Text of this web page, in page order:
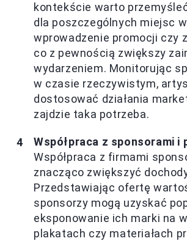
kontekście warto
dla poszczególnych miejsc
wprowadzenie promocji czy
co z pewnością zwiększy
wydarzeniem. Monitorując
w czasie rzeczywistym,
dostosować działania
zajdzie taka potrzeba.
Współpraca z sponsorami i
Współpraca z firmami
znacząco zwiększyć
Przedstawiając ofertę
sponsorzy mogą uzyskać
eksponowanie ich marki na
plakatach czy materiałach